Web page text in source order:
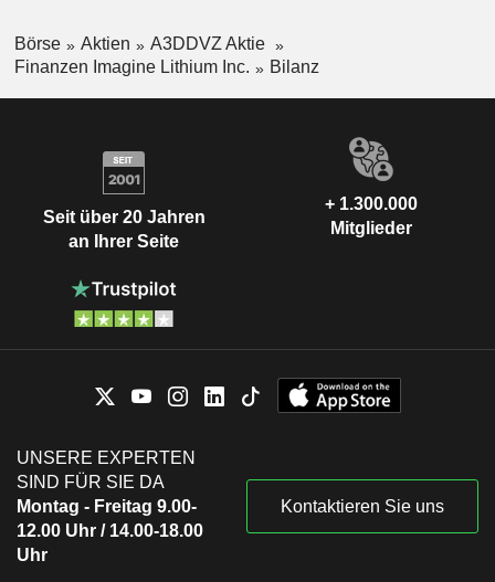
Börse Aktien
A3DDVZ Aktie
Finanzen Imagine Lithium Inc.
Bilanz
Seit über 20 Jahren
an Ihrer Seite
+ 1.300.000
Mitglieder
UNSERE EXPERTEN
SIND FÜR SIE DA
Montag - Freitag 9.00-
12.00 Uhr / 14.00-18.00
Uhr
Kontaktieren Sie uns